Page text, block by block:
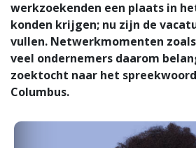
werkzoekenden een plaats in
konden krijgen; nu zijn de
vullen. Netwerkmomenten
veel ondernemers daarom
zoektocht naar het
Columbus.